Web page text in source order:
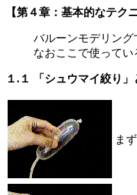
【第４章：基本的なテク
バルーンモデリン
なおここで使って
１.１ 「シュウマイ絞り」
ま